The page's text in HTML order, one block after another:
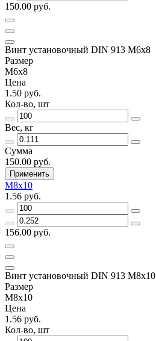
150.00 руб.
Винт установочный DIN 913 М6х8
Размер
М6х8
Цена
1.50 руб.
Кол-во, шт
Вес, кг
Сумма
150.00 руб.
Применить
М8х10
1.56 руб.
156.00 руб.
Винт установочный DIN 913 М8х10
Размер
М8х10
Цена
1.56 руб.
Кол-во, шт